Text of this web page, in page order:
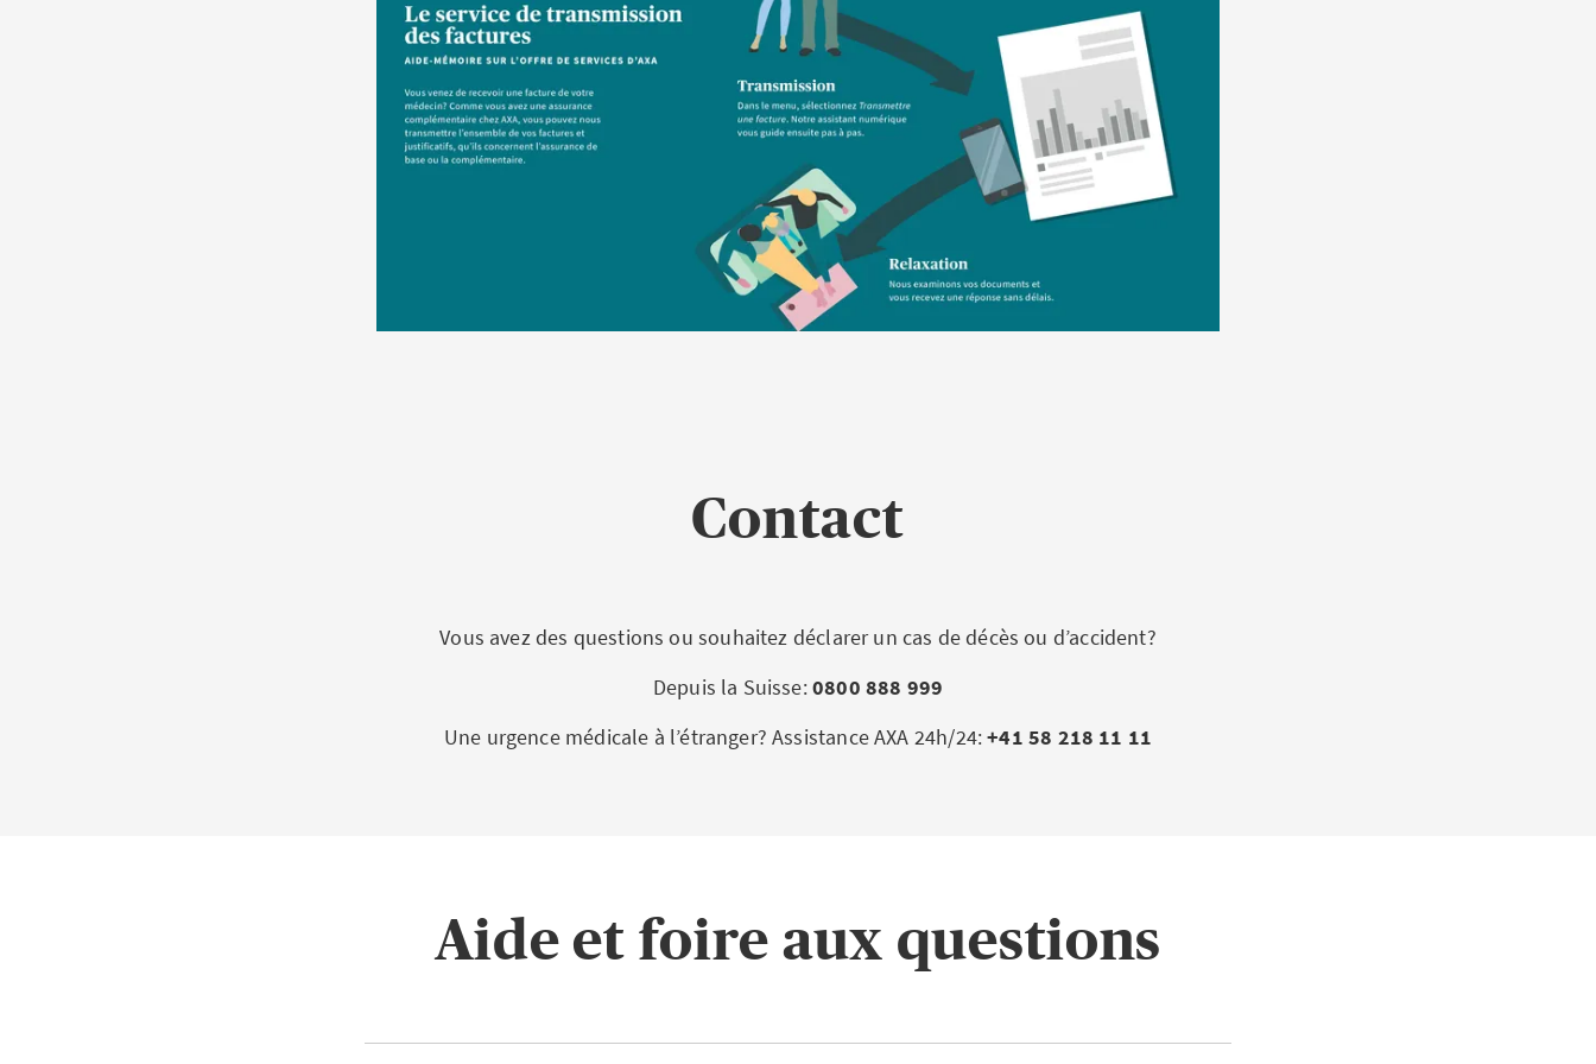
Contact
Vous avez des questions ou souhaitez déclarer un cas de décès ou d’accident?
Depuis la Suisse:0800 888 999
Une urgence médicale à l’étranger? Assistance AXA 24h/24:+41 58 218 11 11
Aide et foire aux questions